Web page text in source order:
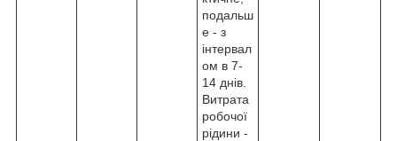
подальш
е - з
інтервал
ом в 7-
14 днів.
Витрата
робочої
рідини -